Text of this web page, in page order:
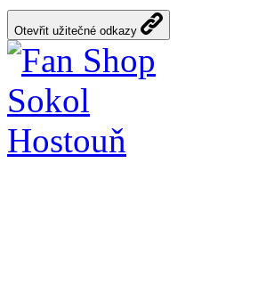
Otevřit užitečné odkazy